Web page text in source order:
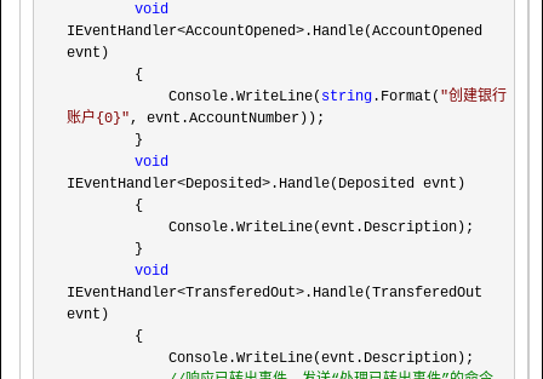
void
IEventHandler<AccountOpened> .Handle(AccountOpened
evnt)
            Console.WriteLine(
string .Format( "创建银行
账户{0}", evnt.AccountNumber));
void
IEventHandler<Deposited> .Handle(Deposited evnt)
void
IEventHandler<TransferedOut> .Handle(TransferedOut
evnt)